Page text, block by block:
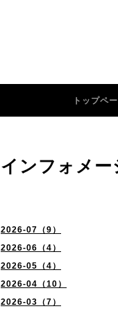
トップペ
2026-07（9）
2026-06（4）
2026-05（4）
2026-04（10）
2026-03（7）
インフォメー